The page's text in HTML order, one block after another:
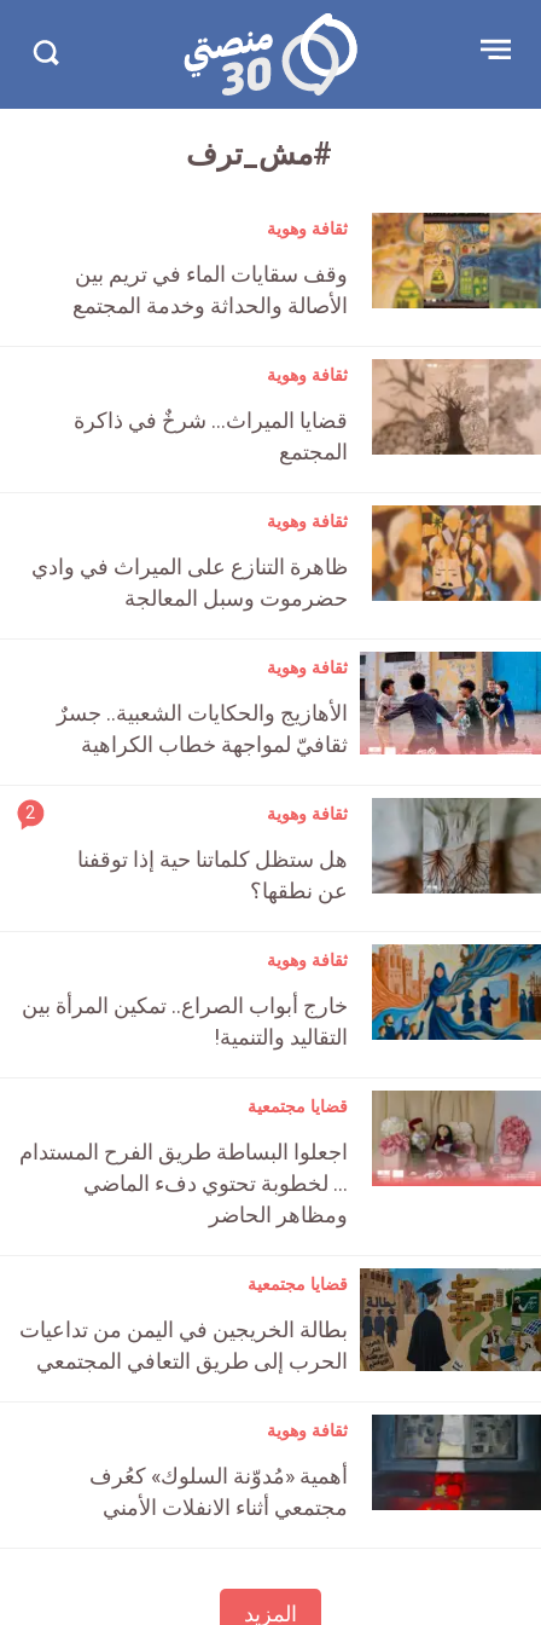
الإعلان
منصتي
30
#مش_ترف
ثقافة وهوية
وقف سقايات الماء في تريم بين
الأصالة والحداثة وخدمة المجتمع
ثقافة وهوية
قضايا الميراث… شرخٌ في ذاكرة
المجتمع
ثقافة وهوية
ظاهرة التنازع على الميراث في وادي
حضرموت وسبل المعالجة
ثقافة وهوية
الأهازيج والحكايات الشعبية.. جسرٌ
ثقافيّ لمواجهة خطاب الكراهية
ثقافة وهوية 2
هل ستظل كلماتنا حية إذا توقفنا
عن نطقها؟
ثقافة وهوية
خارج أبواب الصراع.. تمكين المرأة بين
التقاليد والتنمية!
قضايا مجتمعية
اجعلوا البساطة طريق الفرح المستدام
… لخطوبة تحتوي دفء الماضي
ومظاهر الحاضر
قضايا مجتمعية
بطالة الخريجين في اليمن من تداعيات
الحرب إلى طريق التعافي المجتمعي
ثقافة وهوية
أهمية «مُدوّنة السلوك» كعُرف
مجتمعي أثناء الانفلات الأمني
المزيد